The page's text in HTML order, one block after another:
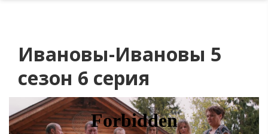
Ивановы-Ивановы 5
сезон 6 серия